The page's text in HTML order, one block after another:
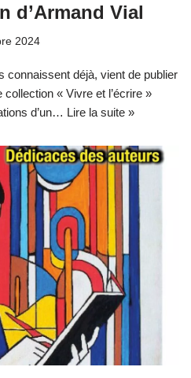
d’Armand Vial
2024
connaissent déjà, vient de publier
« Vivre et l’écrire »
d’un… Lire la suite »